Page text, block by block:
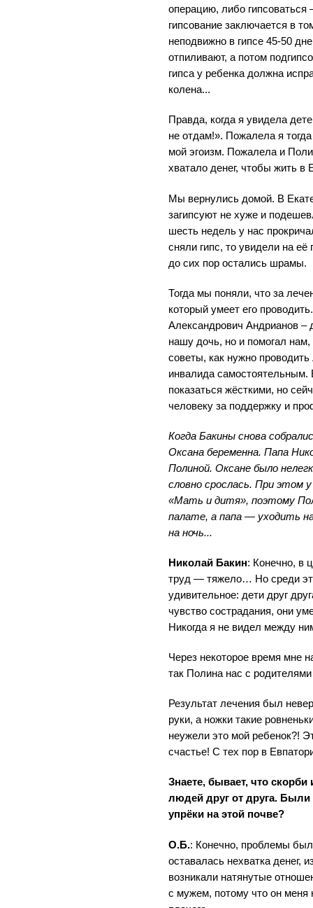
операцию, либо
гипсование заключается в
неподвижно в гипсе 45-50
отпиливают, а потом
гипса у ребенка должна
колена...
Правда, когда я увидела
не отдам!». Пожалела я
мой эгоизм. Пожалела и
хватало денег, чтобы жить в
Мы вернулись домой. В
загипсуют не хуже и
шесть недель у нас
сняли гипс, то увидели на
до сих пор остались шрамы.
Тогда мы поняли, что за
который умеет его
Александрович Андрианов –
нашу дочь, но и помогал
советы, как нужно
инвалида самостоятельным.
показаться жёсткими, но
человеку за поддержку и
Когда Бакины снова
Оксана беременна. Папа
Полиной. Оксане было
словно срослась. При этом
«Мать и дитя», поэтому
палате, а папа — уходить
на ночь...
Николай Бакин: Конечно, в
труд — тяжело… Но среди
удивительное: дети друг
чувство сострадания, они
Никогда я не видел между
Через некоторое время мне
так Полина нас с
Результат лечения был
руки, а ножки такие
неужели это мой ребенок?!
счастье! С тех пор в
Знаете, бывает, что
людей друг от друга.
упрёки на этой почве?
О.Б.: Конечно, проблемы
оставалась нехватка денег,
возникали натянутые
с мужем, потому что он меня